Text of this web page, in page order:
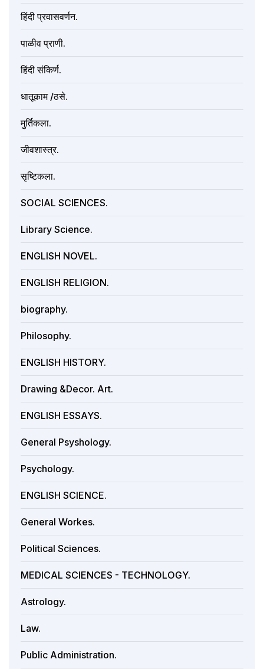
हिंदी प्रवासवर्णन.
पाळीव प्राणी.
हिंदी संकिर्ण.
धातूकाम /ठसे.
मुर्तिकला.
जीवशास्त्र.
सृष्टिकला.
SOCIAL SCIENCES.
Library Science.
ENGLISH NOVEL.
ENGLISH RELIGION.
biography.
Philosophy.
ENGLISH HISTORY.
Drawing &Decor. Art.
ENGLISH ESSAYS.
General Psyshology.
Psychology.
ENGLISH SCIENCE.
General Workes.
Political Sciences.
MEDICAL SCIENCES - TECHNOLOGY.
Astrology.
Law.
Public Administration.